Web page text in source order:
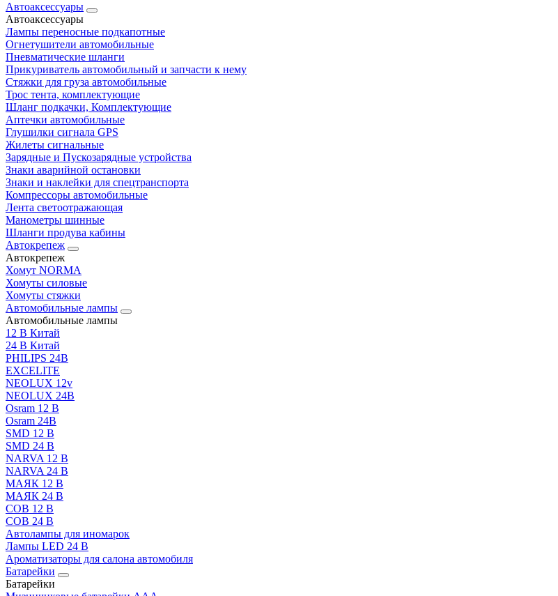
Автоаксессуары
Автоаксессуары
Лампы переносные подкапотные
Огнетушители автомобильные
Пневматические шланги
Прикуриватель автомобильный и запчасти к нему
Стяжки для груза автомобильные
Трос тента, комплектующие
Шланг подкачки, Комплектующие
Аптечки автомобильные
Глушилки сигнала GPS
Жилеты сигнальные
Зарядные и Пускозарядные устройства
Знаки аварийной остановки
Знаки и наклейки для спецтранспорта
Компрессоры автомобильные
Лента светоотражающая
Манометры шинные
Шланги продува кабины
Автокрепеж
Автокрепеж
Хомут NORMA
Хомуты силовые
Хомуты стяжки
Автомобильные лампы
Автомобильные лампы
12 В Китай
24 В Китай
PHILIPS 24В
EXCELITE
NEOLUX 12v
NEOLUX 24В
Osram 12 В
Osram 24В
SMD 12 В
SMD 24 В
NARVA 12 В
NARVA 24 В
МАЯК 12 В
МАЯК 24 В
COB 12 В
COB 24 В
Автолампы для иномарок
Лампы LED 24 B
Ароматизаторы для салона автомобиля
Батарейки
Батарейки